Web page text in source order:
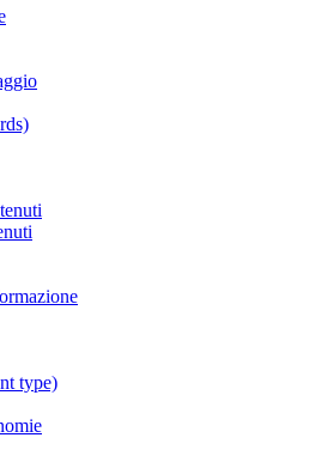
type)